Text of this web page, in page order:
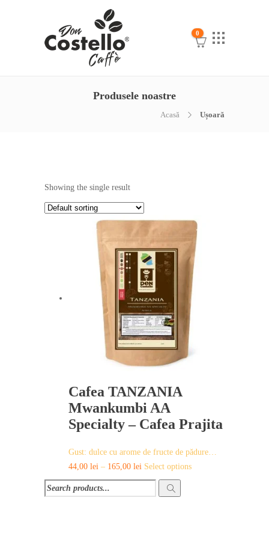
0
Produsele noastre
Acasă Ușoară
Showing the single result
Cafea TANZANIA
Mwankumbi AA
Specialty – Cafea Prajita
Gust: dulce cu arome de fructe de pădure…
44,00 lei – 165,00 lei Select optionsThis